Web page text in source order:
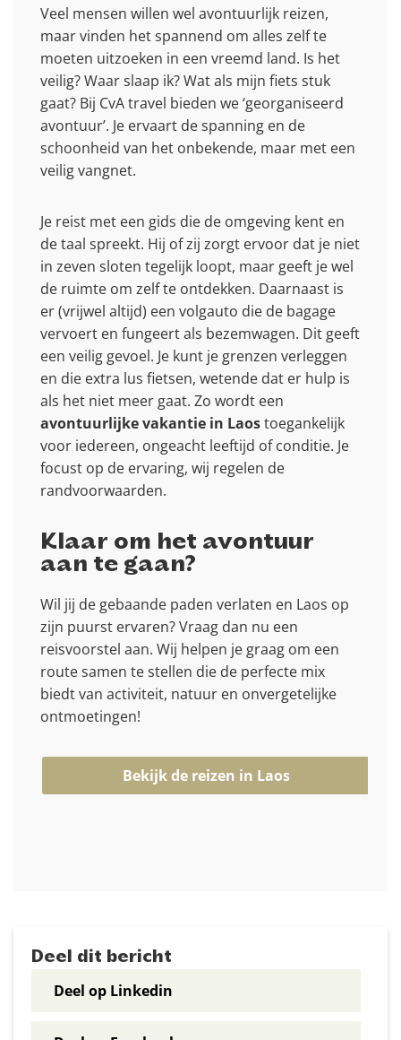
Veel mensen willen wel avontuurlijk reizen,
maar vinden het spannend om alles zelf te
moeten uitzoeken in een vreemd land. Is het
veilig? Waar slaap ik? Wat als mijn fiets stuk
gaat? Bij CvA travel bieden we ‘georganiseerd
avontuur’. Je ervaart de spanning en de
schoonheid van het onbekende, maar met een
veilig vangnet.
Je reist met een gids die de omgeving kent en
de taal spreekt. Hij of zij zorgt ervoor dat je niet
in zeven sloten tegelijk loopt, maar geeft je wel
de ruimte om zelf te ontdekken. Daarnaast is
er (vrijwel altijd) een volgauto die de bagage
vervoert en fungeert als bezemwagen. Dit geeft
een veilig gevoel. Je kunt je grenzen verleggen
en die extra lus fietsen, wetende dat er hulp is
als het niet meer gaat. Zo wordt een
avontuurlijke vakantie in Laostoegankelijk
voor iedereen, ongeacht leeftijd of conditie. Je
focust op de ervaring, wij regelen de
randvoorwaarden.
Klaar om het avontuur
aan te gaan?
Wil jij de gebaande paden verlaten en Laos op
zijn puurst ervaren? Vraag dan nu een
reisvoorstel aan. Wij helpen je graag om een
route samen te stellen die de perfecte mix
biedt van activiteit, natuur en onvergetelijke
ontmoetingen!
Bekijk de reizen in Laos
Deel dit bericht
Deel op Linkedin